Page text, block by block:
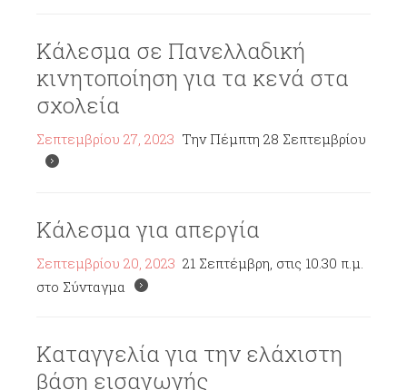
Κάλεσμα σε Πανελλαδική
κινητοποίηση για τα κενά στα
σχολεία
Σεπτεμβρίου 27, 2023 Την Πέμπτη 28 Σεπτεμβρίου
Κάλεσμα για απεργία
Σεπτεμβρίου 20, 2023 21 Σεπτέμβρη, στις 10.30 π.μ.
στο Σύνταγμα
Καταγγελία για την ελάχιστη
βάση εισαγωγής